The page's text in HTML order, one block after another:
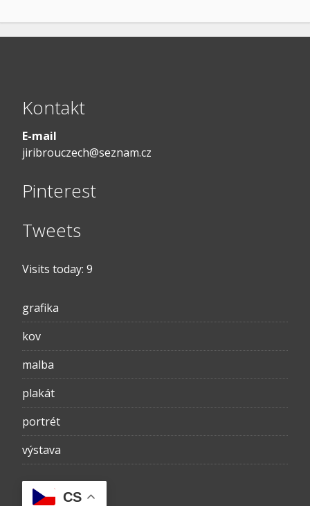
Kontakt
E-mail
jiribrouczech@seznam.cz
Pinterest
Tweets
Visits today: 9
grafika
kov
malba
plakát
portrét
výstava
CS